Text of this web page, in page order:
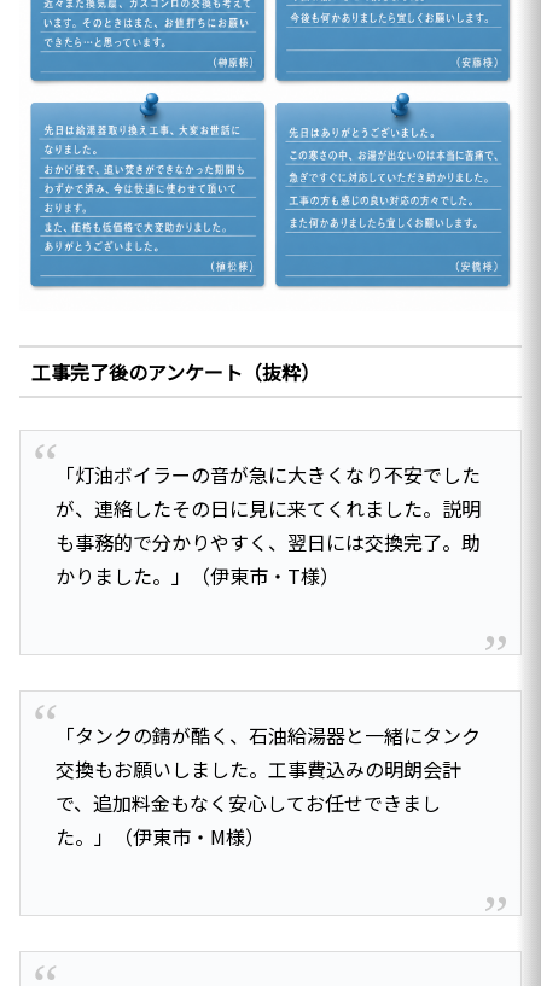
工事完了後のアンケート（抜粋）
「灯油ボイラーの音が急に大きくなり不安でした
が、連絡したその日に見に来てくれました。説明
も事務的で分かりやすく、翌日には交換完了。助
かりました。」（伊東市・T様）
「タンクの錆が酷く、石油給湯器と一緒にタンク
交換もお願いしました。工事費込みの明朗会計
で、追加料金もなく安心してお任せできまし
た。」（伊東市・M様）